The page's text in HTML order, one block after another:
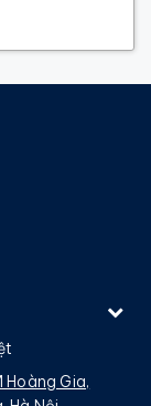
Hoàng Gia,